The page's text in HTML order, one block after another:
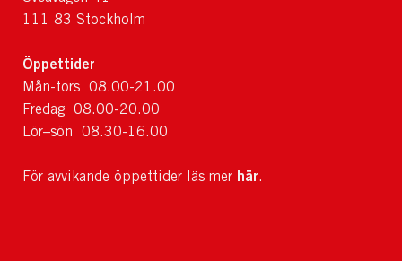
111 83 Stockholm
Öppettider
Mån-tors 08.00-21.00
Fredag 08.00-20.00
Lör–sön 08.30-16.00
För avvikande öppettider läs mer här.